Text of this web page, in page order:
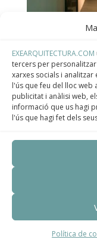
EXEARQUITECTURA.COM
tercers per
xarxes socials i
l'ús que feu del lloc web
publicitat i anàlisi web,
informació que us hagi
l'ús que hagi fet dels
Política de
OM
Unifamiliar
Aquest
mitgeres ubicat
concebut per a
de distribució
gran volum de
que es
metàl·lica